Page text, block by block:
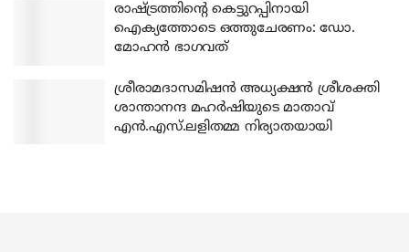
രാഷ്ട്രത്തിന്റെ കെട്ടുറപ്പിനായി
ഐക്യത്തോടെ ഒത്തുചേരണം: ഡോ.
മോഹന്‍ ഭാഗവത്
ശ്രീരാമദാസമിഷന്‍ അധ്യക്ഷന്‍ ശ്രീശക്തി
ശാന്താനന്ദ മഹര്‍ഷിയുടെ മാതാവ്
എന്‍.എസ്.ലളിതമ്മ നിര്യാതയായി